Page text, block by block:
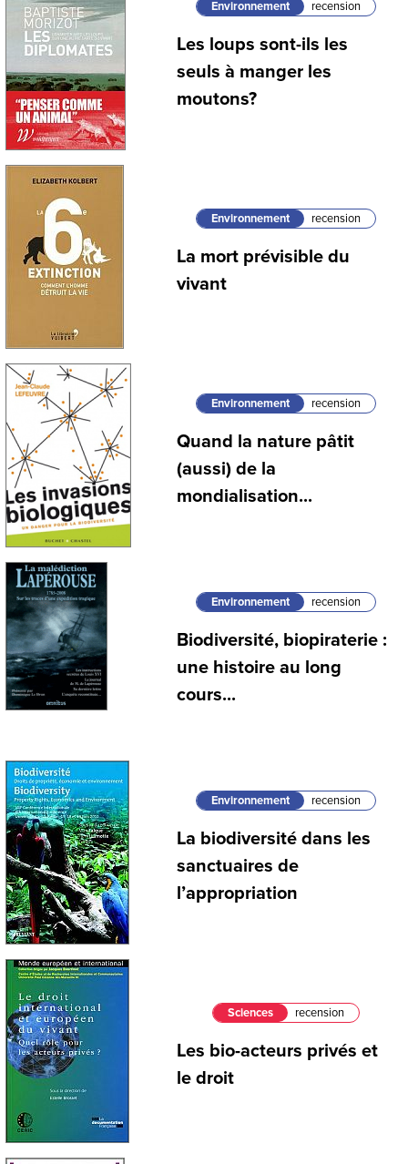
Environnement recension
Les loups sont-ils les
seuls à manger les
moutons?
Environnement recension
La mort prévisible du
vivant
Environnement recension
Quand la nature pâtit
(aussi) de la
mondialisation...
Environnement recension
Biodiversité, biopiraterie :
une histoire au long
cours...
Environnement recension
La biodiversité dans les
sanctuaires de
l’appropriation
Sciences recension
Les bio-acteurs privés et
le droit